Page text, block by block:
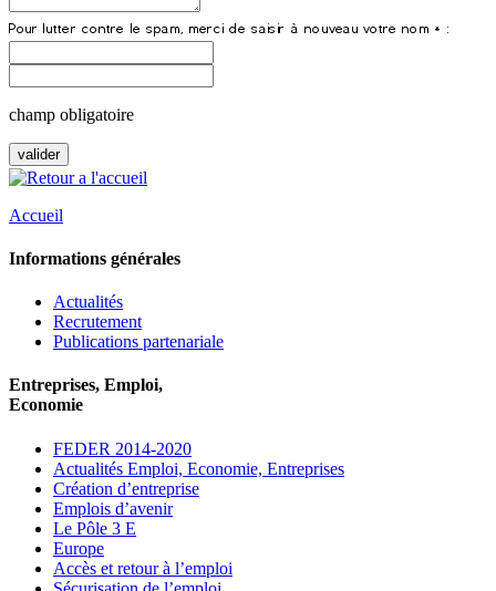
champ obligatoire
Accueil
Informations générales
Actualités
Recrutement
Publications partenariale
Entreprises, Emploi,
Economie
FEDER 2014-2020
Actualités Emploi, Economie, Entreprises
Création d’entreprise
Emplois d’avenir
Le Pôle 3 E
Europe
Accès et retour à l’emploi